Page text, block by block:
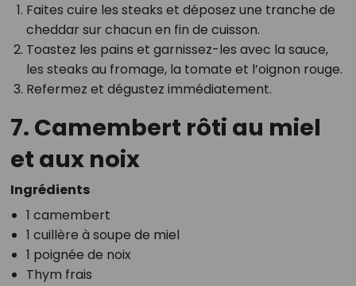
Faites cuire les steaks et déposez une tranche de
cheddar sur chacun en fin de cuisson.
Toastez les pains et garnissez-les avec la sauce,
les steaks au fromage, la tomate et l’oignon rouge.
Refermez et dégustez immédiatement.
7. Camembert rôti au miel
et aux noix
Ingrédients
1 camembert
1 cuillère à soupe de miel
1 poignée de noix
Thym frais